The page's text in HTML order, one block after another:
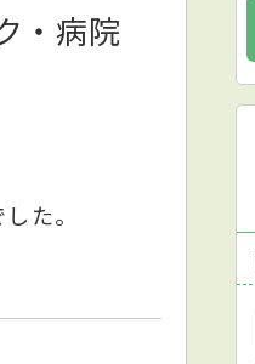
・病院
た。